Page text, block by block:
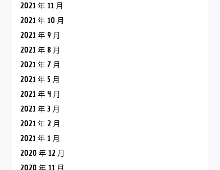
2021 年 11 月
2021 年 10 月
2021 年 9 月
2021 年 8 月
2021 年 7 月
2021 年 5 月
2021 年 4 月
2021 年 3 月
2021 年 2 月
2021 年 1 月
2020 年 12 月
2020 年 11 月